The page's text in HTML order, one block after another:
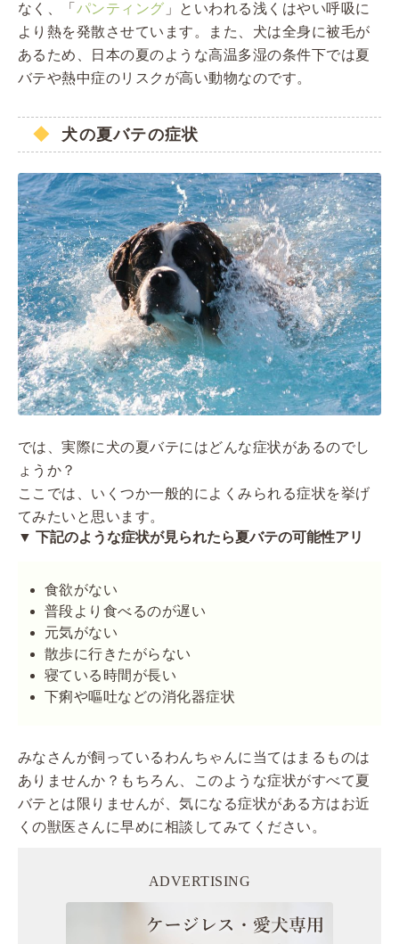
なく、「 パンティング 」といわれる浅くはやい呼吸に
より熱を発散させています。また、犬は全身に被毛が
あるため、日本の夏のような高温多湿の条件下では夏
バテや熱中症のリスクが高い動物なのです。
犬の夏バテの症状
では、実際に犬の夏バテにはどんな症状があるのでし
ょうか？
ここでは、いくつか一般的によくみられる症状を挙げ
てみたいと思います。
▼ 下記のような症状が見られたら夏バテの可能性アリ
食欲がない
普段より食べるのが遅い
元気がない
散歩に行きたがらない
寝ている時間が長い
下痢や嘔吐などの消化器症状
みなさんが飼っているわんちゃんに当てはまるものは
ありませんか？もちろん、このような症状がすべて夏
バテとは限りませんが、気になる症状がある方はお近
くの獣医さんに早めに相談してみてください。
ADVERTISING